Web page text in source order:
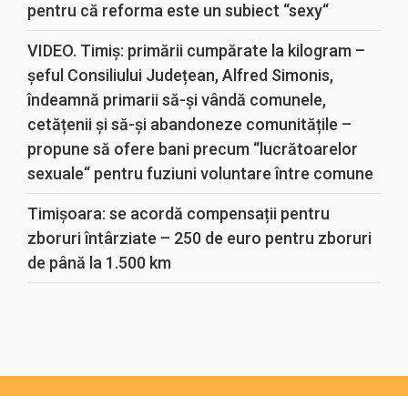
pentru că reforma este un subiect “sexy“
VIDEO. Timiș: primării cumpărate la kilogram –
șeful Consiliului Județean, Alfred Simonis,
îndeamnă primarii să-și vândă comunele,
cetățenii și să-și abandoneze comunitățile –
propune să ofere bani precum “lucrătoarelor
sexuale“ pentru fuziuni voluntare între comune
Timișoara: se acordă compensații pentru
zboruri întârziate – 250 de euro pentru zboruri
de până la 1.500 km